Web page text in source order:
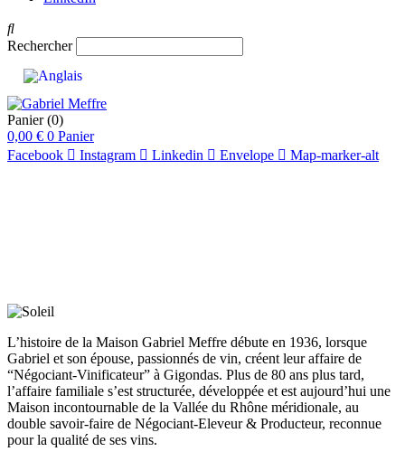
Rechercher
Panier (0)
0,00 € 0 Panier
Facebook
Instagram Linkedin Envelope Map-marker-alt
L’histoire de la Maison Gabriel Meffre débute en 1936, lorsque
Gabriel et son épouse, passionnés de vin, créent leur affaire de
“Négociant-Vinificateur” à Gigondas. Plus de 80 ans plus tard,
l’affaire familiale s’est structurée, développée et est aujourd’hui une
Maison incontournable de la Vallée du Rhône méridionale, au
double savoir-faire de Négociant-Eleveur & Producteur, reconnue
pour la qualité de ses vins.